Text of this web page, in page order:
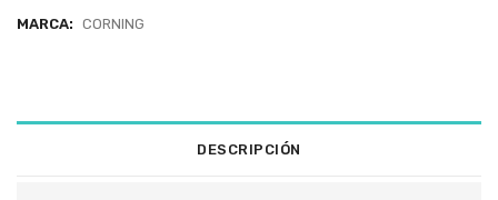
MARCA: CORNING
DESCRIPCIÓN